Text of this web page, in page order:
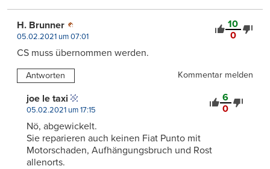
10
0
H. Brunner
05.02.2021 um 07:01
CS muss übernommen werden.
Antworten Kommentar melden
6
0
joe le taxi
05.02.2021 um 17:15
Nö, abgewickelt.
Sie reparieren auch keinen Fiat Punto mit
Motorschaden, Aufhängungsbruch und Rost
allenorts.